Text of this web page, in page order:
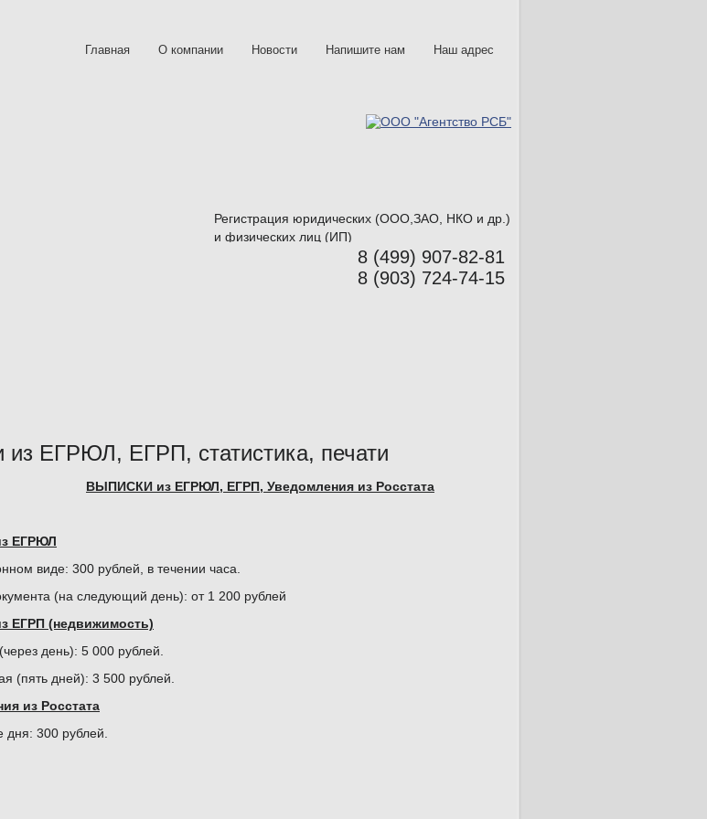
Регистрация юридических (ООО,ЗАО, НКО и др.)
и физических лиц (ИП)
8 (499) 907-82-81
8 (903) 724-74-15
Главная О компании Новости Напишите нам Наш адрес
из ЕГРЮЛ, ЕГРП, статистика, печати
ВЫПИСКИ из ЕГРЮЛ, ЕГРП, Уведомления из Росстата
ЕГРЮЛ
виде: 300 рублей, в течении часа.
(на следующий день): от 1 200 рублей
ЕГРП (недвижимость)
день): 5 000 рублей.
(пять дней): 3 500 рублей.
из Росстата
дня: 300 рублей.